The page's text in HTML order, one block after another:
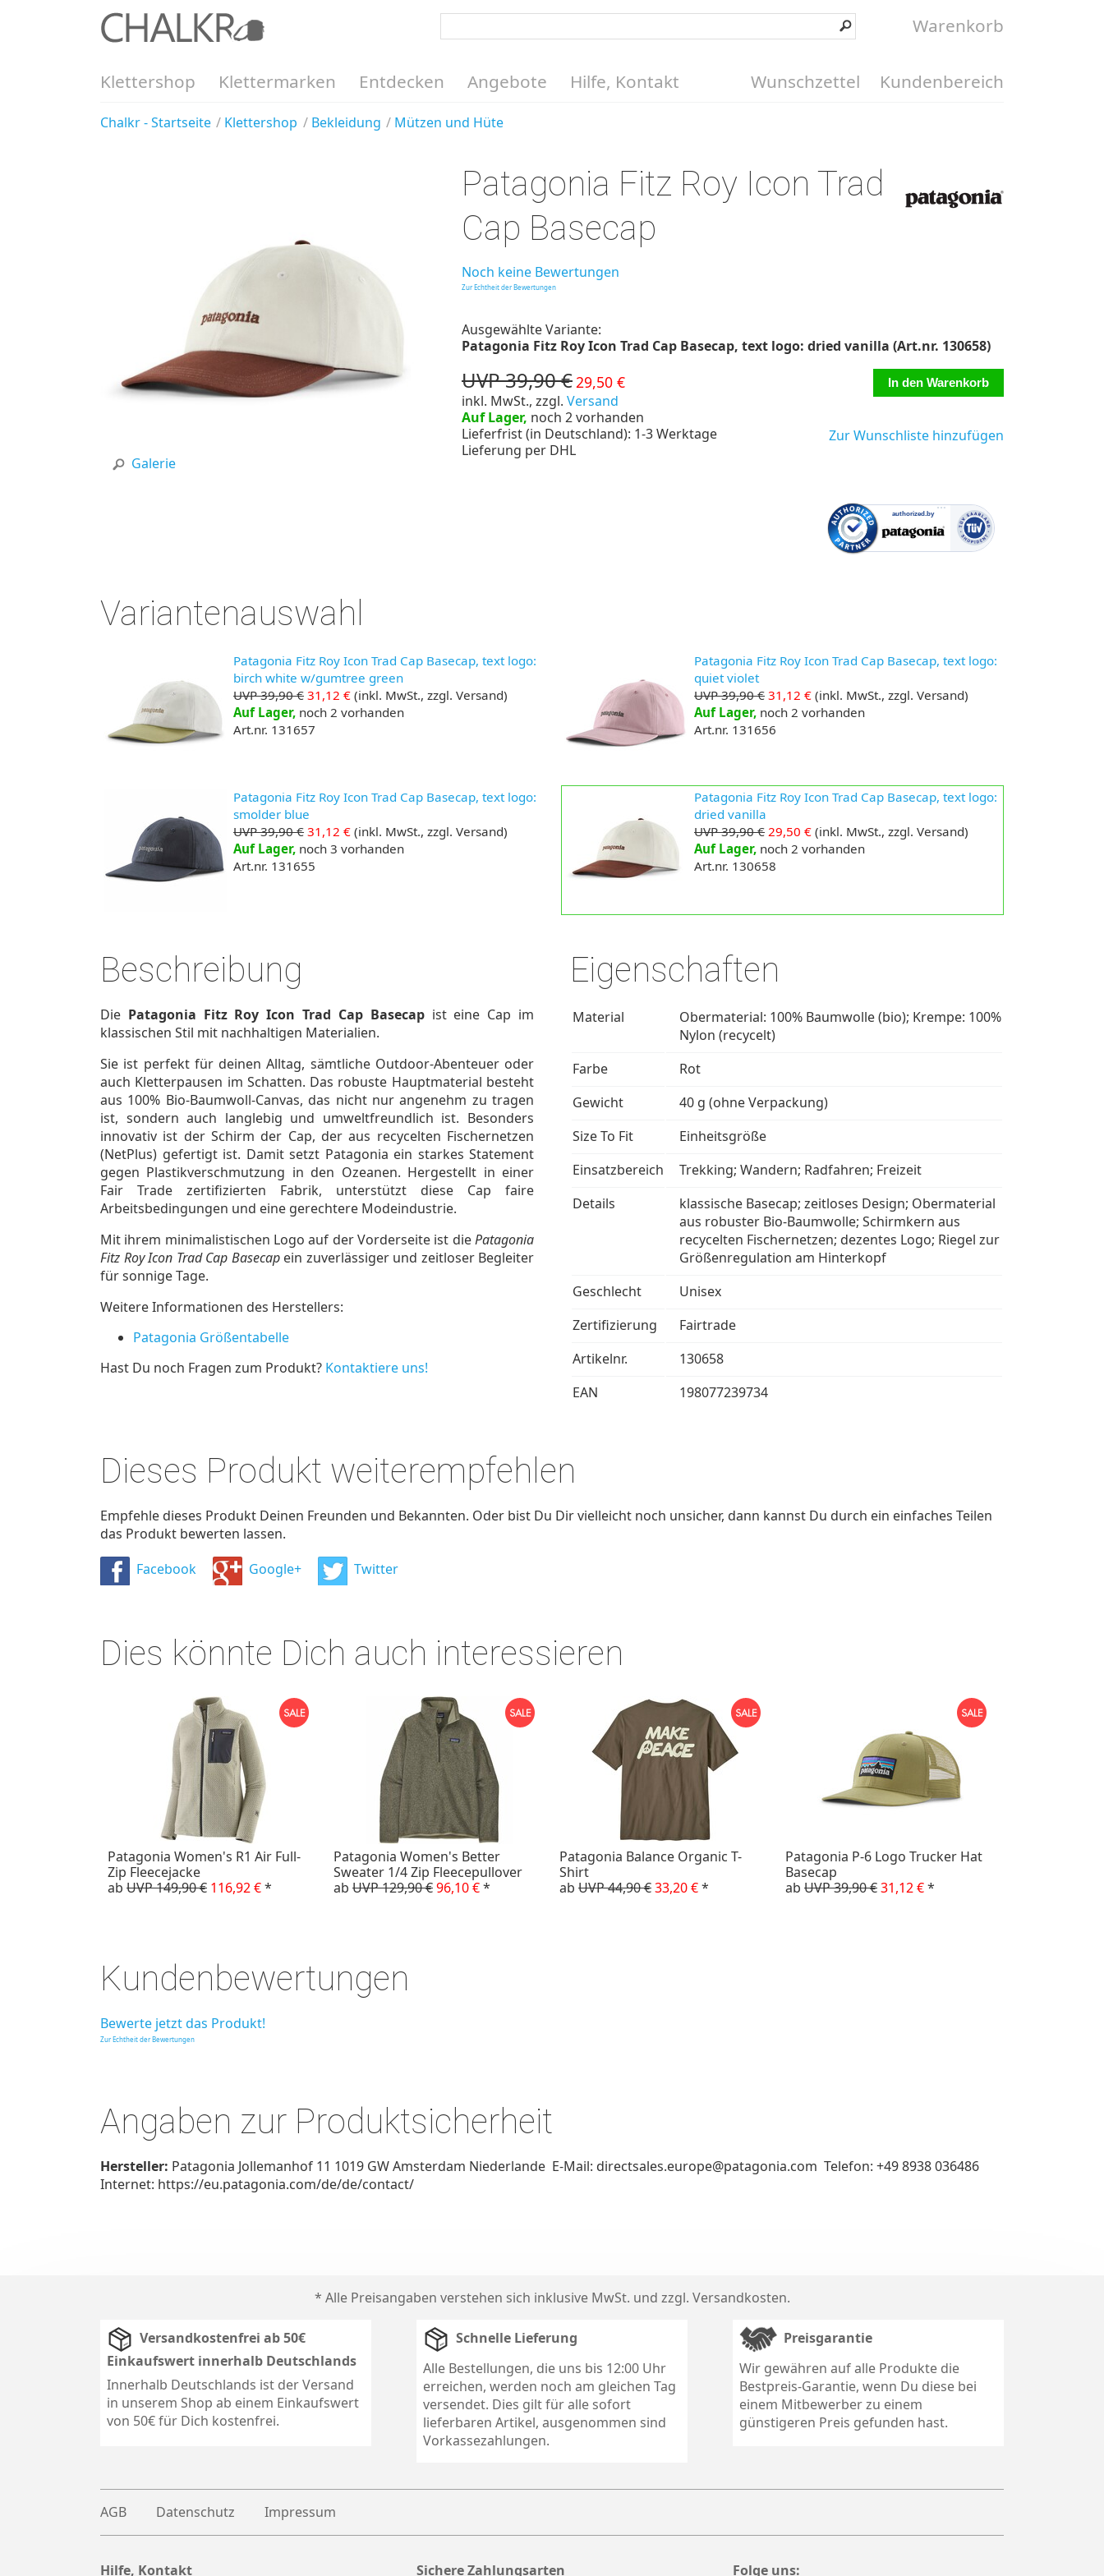
Warenkorb
Klettershop Klettermarken Entdecken Angebote Hilfe, Kontakt Kundenbereich
Wunschzettel
Chalkr - Startseite Klettershop Bekleidung Mützen und Hüte
Galerie
Patagonia Fitz Roy Icon Trad
Cap Basecap
Noch keine Bewertungen
Zur Echtheit der Bewertungen
Ausgewählte Variante:
Patagonia Fitz Roy Icon Trad Cap Basecap, text logo: dried vanilla (Art.nr. 130658)
UVP 39,90 € 29,50 €
inkl. MwSt., zzgl. Versand
Auf Lager, noch 2 vorhanden
Lieferfrist (in Deutschland): 1-3 Werktage
Lieferung per DHL
Zur Wunschliste hinzufügen
Variantenauswahl
Patagonia Fitz Roy Icon Trad Cap Basecap, text logo:
birch white w/gumtree green
UVP 39,90 € 31,12 € (inkl. MwSt., zzgl. Versand)
Auf Lager, noch 2 vorhanden
Art.nr. 131657
Patagonia Fitz Roy Icon Trad Cap Basecap, text logo:
quiet violet
UVP 39,90 € 31,12 € (inkl. MwSt., zzgl. Versand)
Auf Lager, noch 2 vorhanden
Art.nr. 131656
Patagonia Fitz Roy Icon Trad Cap Basecap, text logo:
smolder blue
UVP 39,90 € 31,12 € (inkl. MwSt., zzgl. Versand)
Auf Lager, noch 3 vorhanden
Art.nr. 131655
Patagonia Fitz Roy Icon Trad Cap Basecap, text logo:
dried vanilla
UVP 39,90 € 29,50 € (inkl. MwSt., zzgl. Versand)
Auf Lager, noch 2 vorhanden
Art.nr. 130658
Eigenschaften
Material
Obermaterial: 100% Baumwolle (bio); Krempe: 100%
Nylon (recycelt)
Farbe
Rot
Gewicht
40 g (ohne Verpackung)
Size To Fit
Einheitsgröße
Einsatzbereich
Trekking; Wandern; Radfahren; Freizeit
Details
klassische Basecap; zeitloses Design; Obermaterial
aus robuster Bio-Baumwolle; Schirmkern aus
recycelten Fischernetzen; dezentes Logo; Riegel zur
Größenregulation am Hinterkopf
Geschlecht
Unisex
Zertifizierung
Fairtrade
Artikelnr.
130658
EAN
198077239734
Beschreibung
Die Patagonia Fitz Roy Icon Trad Cap Basecapist eine Cap im
klassischen Stil mit nachhaltigen Materialien.
Sie ist perfekt für deinen Alltag, sämtliche Outdoor-Abenteuer oder
auch Kletterpausen im Schatten. Das robuste Hauptmaterial besteht
aus 100% Bio-Baumwoll-Canvas, das nicht nur angenehm zu tragen
ist, sondern auch langlebig und umweltfreundlich ist. Besonders
innovativ ist der Schirm der Cap, der aus recycelten Fischernetzen
(NetPlus) gefertigt ist. Damit setzt Patagonia ein starkes Statement
gegen Plastikverschmutzung in den Ozeanen. Hergestellt in einer
Fair Trade zertifizierten Fabrik, unterstützt diese Cap faire
Arbeitsbedingungen und eine gerechtere Modeindustrie.
Mit ihrem minimalistischen Logo auf der Vorderseite ist diePatagonia
Fitz Roy Icon Trad Cap Basecapein zuverlässiger und zeitloser Begleiter
für sonnige Tage.
Weitere Informationen des Herstellers:
Patagonia Größentabelle
Hast Du noch Fragen zum Produkt? Kontaktiere uns!
Dieses Produkt weiterempfehlen
Empfehle dieses Produkt Deinen Freunden und Bekannten. Oder bist Du Dir vielleicht noch unsicher, dann kannst Du durch ein einfaches Teilen
das Produkt bewerten lassen.
Facebook
Google+ Twitter
Dies könnte Dich auch interessieren
Patagonia Women's R1 Air Full-
Zip Fleecejacke
ab UVP 149,90 € 116,92 €*
Patagonia Women's Better
Sweater 1/4 Zip Fleecepullover
ab UVP 129,90 €96,10 €*
Patagonia Balance Organic T-
Shirt
ab UVP 44,90 €33,20 €*
Patagonia P-6 Logo Trucker Hat
Basecap
ab UVP 39,90 €31,12 €*
Kundenbewertungen
Bewerte jetzt das Produkt!
Zur Echtheit der Bewertungen
Angaben zur Produktsicherheit
Hersteller: Patagonia Jollemanhof 11 1019 GW Amsterdam Niederlande E-Mail: directsales.europe@patagonia.com Telefon: +49 8938 036486
Internet: https://eu.patagonia.com/de/de/contact/
* Alle Preisangaben verstehen sich inklusive MwSt. und zzgl. Versandkosten.
Versandkostenfrei ab 50€
Einkaufswert innerhalb Deutschlands
Innerhalb Deutschlands ist der Versand
in unserem Shop ab einem Einkaufswert
von 50€ für Dich kostenfrei.
Schnelle Lieferung
Alle Bestellungen, die uns bis 12:00 Uhr
erreichen, werden noch am gleichen Tag
versendet. Dies gilt für alle sofort
lieferbaren Artikel, ausgenommen sind
Vorkassezahlungen.
Preisgarantie
Wir gewähren auf alle Produkte die
Bestpreis-Garantie, wenn Du diese bei
einem Mitbewerber zu einem
günstigeren Preis gefunden hast.
AGB Datenschutz Impressum
Hilfe, Kontakt Sichere Zahlungsarten Folge uns: